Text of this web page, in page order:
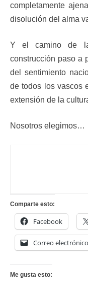
completamente
disolución del alma
Y el camino de
construcción paso a
del sentimiento
de todos los vascos
extensión de la
Nosotros elegimos…
Comparte esto:
Facebook
Correo electrónico
Me gusta esto: